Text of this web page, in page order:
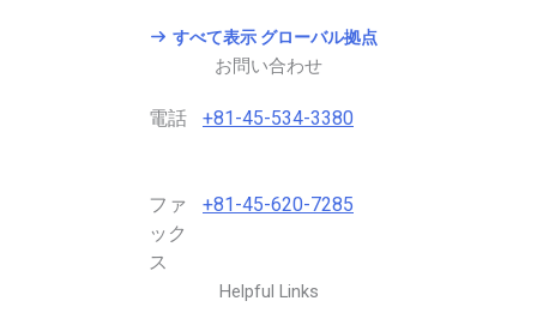
すべて表示 グローバル拠点
お問い合わせ
電話 +81-45-534-3380
ファ
ック
ス
+81-45-620-7285
Helpful Links